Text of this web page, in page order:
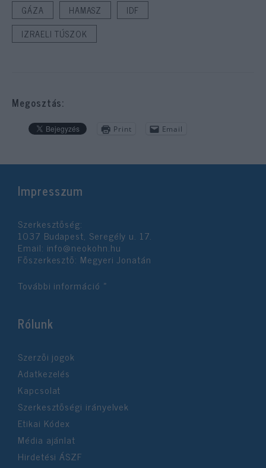
GÁZA HAMASZ
IDF
IZRAELI TÚSZOK
Megosztás:
Print Email
Impresszum
Szerkesztőség:
1037 Budapest, Seregély u. 17.
Email: info@neokohn.hu
Főszerkesztő: Megyeri Jonatán
További információ »
Rólunk
Szerzői jogok
Adatkezelés
Kapcsolat
Szerkesztőségi irányelvek
Etikai Kódex
Média ajánlat
Hirdetési ÁSZF